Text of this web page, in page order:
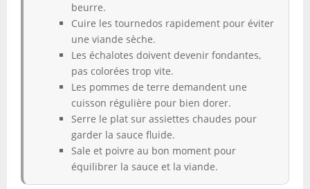
beurre.
Cuire les tournedos rapidement pour éviter
une viande sèche.
Les échalotes doivent devenir fondantes,
pas colorées trop vite.
Les pommes de terre demandent une
cuisson régulière pour bien dorer.
Serre le plat sur assiettes chaudes pour
garder la sauce fluide.
Sale et poivre au bon moment pour
équilibrer la sauce et la viande.